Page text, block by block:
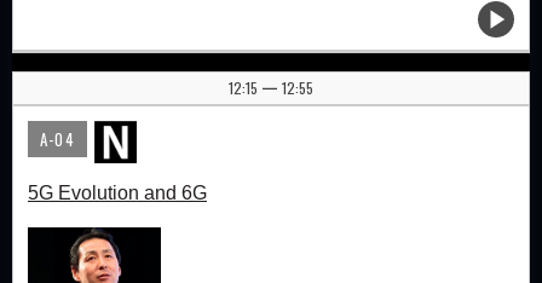
12:15 | 12:55
A-04
5G Evolution and 6G